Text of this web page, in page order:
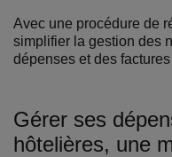
Avec une procédure de
simplifier la gestion des
dépenses et des
Gérer ses
hôtelières, une